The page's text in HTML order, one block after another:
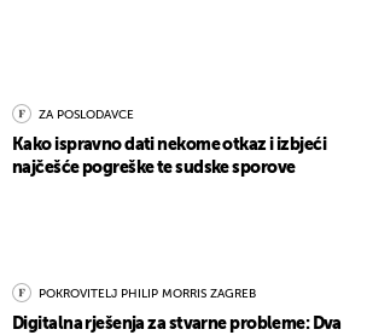
ZA POSLODAVCE
Kako ispravno dati nekome otkaz i izbjeći
najčešće pogreške te sudske sporove
POKROVITELJ PHILIP MORRIS ZAGREB
Digitalna rješenja za stvarne probleme: Dva